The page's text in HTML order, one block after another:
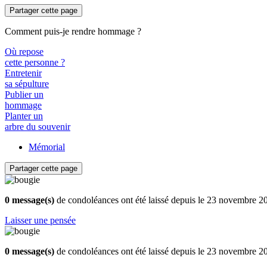
Partager cette page
Comment puis-je rendre hommage ?
Où repose
cette personne ?
Entretenir
sa sépulture
Publier un
hommage
Planter un
arbre du souvenir
Mémorial
Partager cette page
0 message(s) de condoléances ont été laissé depuis le 23 novembre
Laisser une pensée
0 message(s) de condoléances ont été laissé depuis le 23 novembre